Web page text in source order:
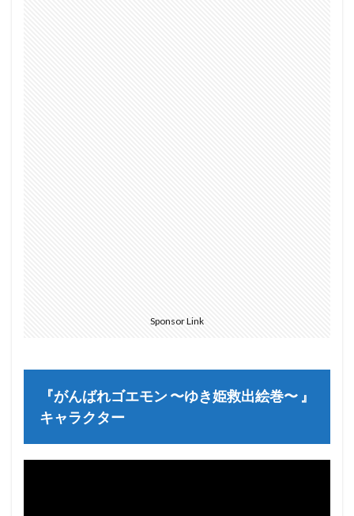
Sponsor Link
『がんばれゴエモン 〜ゆき姫救出絵巻〜 』
キャラクター